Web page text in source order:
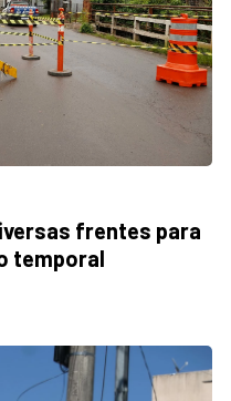
frentes para
temporal